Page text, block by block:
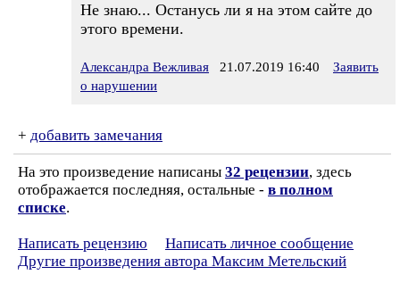
Не знаю... Останусь ли я на этом сайте до
этого времени.
Александра Вежливая 21.07.2019 16:40
Заявить
о нарушении
+ добавить замечания
На это произведение написаны 32 рецензии, здесь
отображается последняя, остальные - в полном
списке.
Написать рецензию
Написать личное сообщение
Другие произведения автора Максим Метельский